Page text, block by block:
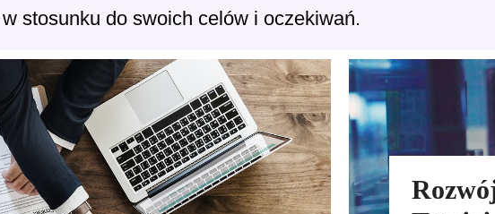
stosunku do swoich celów i oczekiwań.